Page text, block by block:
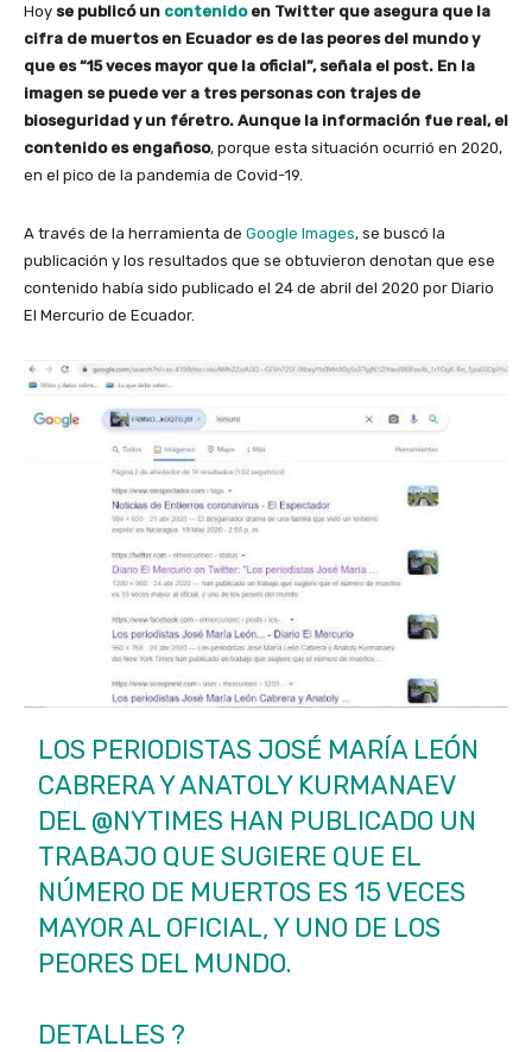
Hoy se publicó un contenidoen Twitter que asegura que la
cifra de muertos en Ecuador es de las peores del mundo y
que es “15 veces mayor que la oficial”, señala el post. En la
imagen se puede ver a tres personas con trajes de
bioseguridad y un féretro. Aunque la información fue real, el
contenido es engañoso, porque esta situación ocurrió en 2020,
en el pico de la pandemia de Covid-19.
A través de la herramienta de Google Images, se buscó la
publicación y los resultados que se obtuvieron denotan que ese
contenido había sido publicado el 24 de abril del 2020 por Diario
El Mercurio de Ecuador.
LOS PERIODISTAS JOSÉ MARÍA LEÓN
CABRERA Y ANATOLY KURMANAEV
DEL @NYTIMES HAN PUBLICADO UN
TRABAJO QUE SUGIERE QUE EL
NÚMERO DE MUERTOS ES 15 VECES
MAYOR AL OFICIAL, Y UNO DE LOS
PEORES DEL MUNDO.
DETALLES ?